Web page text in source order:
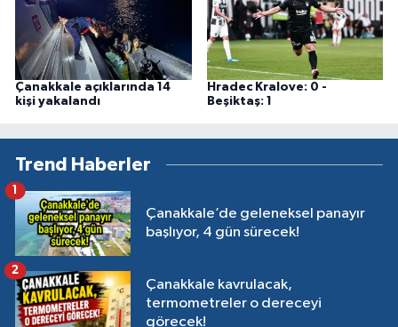
Çanakkale açıklarında 14
kişi yakalandı
Hradec Kralove: 0 -
Beşiktaş: 1
Trend Haberler
Çanakkale’de geleneksel panayır
başlıyor, 4 gün sürecek!
1
Çanakkale kavrulacak,
termometreler o dereceyi
görecek!
2